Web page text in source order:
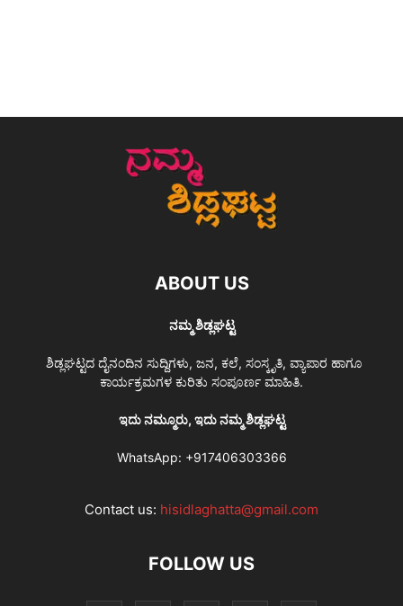
ABOUT US
ನಮ್ಮ ಶಿಡ್ಲಘಟ್ಟ
ಶಿಡ್ಲಘಟ್ಟದ ದೈನಂದಿನ ಸುದ್ದಿಗಳು, ಜನ, ಕಲೆ, ಸಂಸ್ಕೃತಿ, ವ್ಯಾಪಾರ ಹಾಗೂ
ಕಾರ್ಯಕ್ರಮಗಳ ಕುರಿತು ಸಂಪೂರ್ಣ ಮಾಹಿತಿ.
ಇದು ನಮ್ಮೂರು, ಇದು ನಮ್ಮ ಶಿಡ್ಲಘಟ್ಟ
WhatsApp: +917406303366
Contact us: hisidlaghatta@gmail.com
FOLLOW US